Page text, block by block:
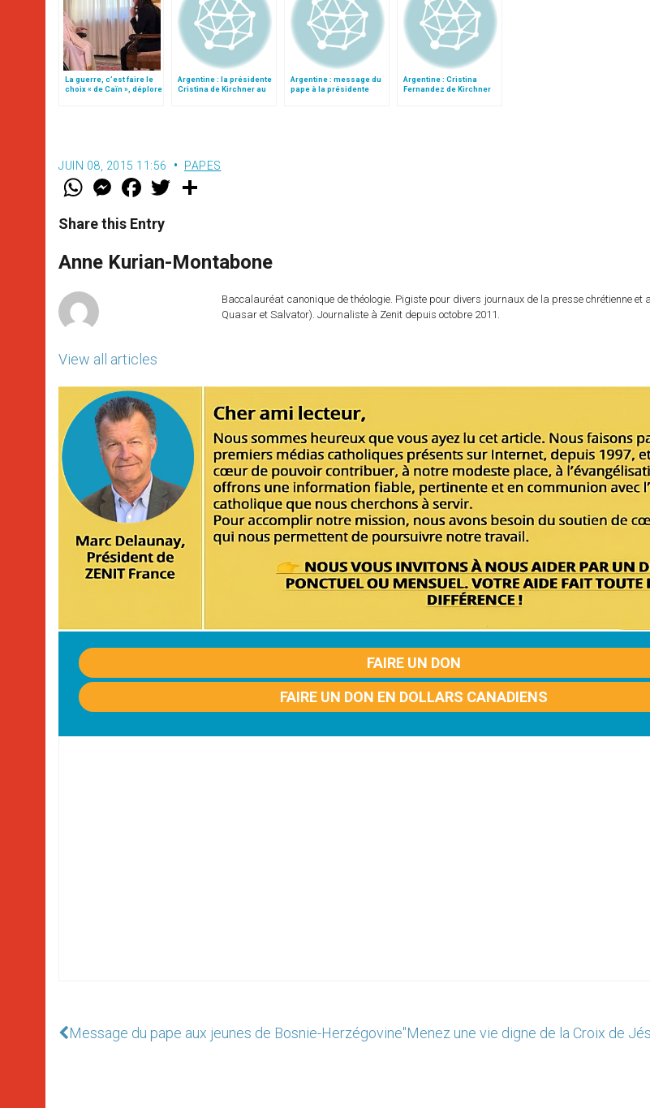
La guerre, c’est faire le
choix « de Caïn », déplore
Argentine : la présidente
Cristina de Kirchner au
Argentine : message du
pape à la présidente
Argentine : Cristina
Fernandez de Kirchner
JUIN 08, 2015 11:56 PAPES
W
t
s
p
p
M
e
s
e
g
e
F
a
e
b
o
k
w
r
Share this Entry
Anne Kurian-Montabone
View all articles
Baccalauréat canonique de théologie. Pigiste pour divers journaux de la presse chrétienne et
Quasar et Salvator). Journaliste à Zenit depuis octobre 2011.
FAIRE UN DON
FAIRE UN DON EN DOLLARS CANADIENS
Message du pape aux jeunes de Bosnie-Herzégovine"Menez une vie digne de la Croix de